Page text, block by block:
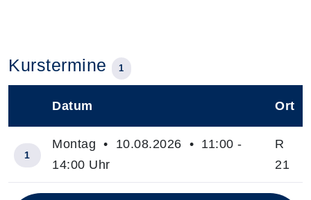
Kurstermine 1
Insgesamt gibt es 1 Termine zum diesen Kurs
Datum Ort
1
Montag • 10.08.2026 • 11:00 -
14:00 Uhr
R
21